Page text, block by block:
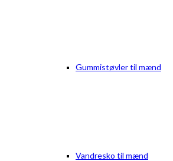
Gummistøvler til mænd
Vandresko til mænd